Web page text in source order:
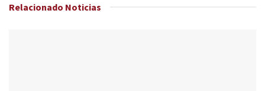
Relacionado Noticias